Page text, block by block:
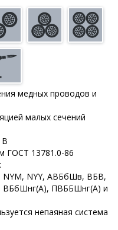
медных проводов и
малых сечений
В
ГОСТ 13781.0-86
NYY, АВБбШв, ВБВ,
ПВББШнг(А) и
непаяная система